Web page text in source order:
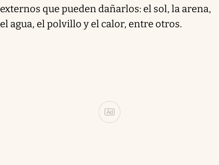
externos que pueden dañarlos: el sol, la arena,
el agua, el polvillo y el calor, entre otros.
Ad